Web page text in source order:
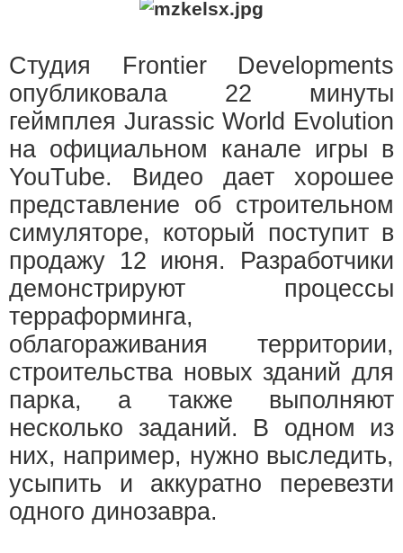
Студия Frontier Developments
опубликовала 22 минуты
геймплея Jurassic World Evolution
на официальном канале игры в
YouTube. Видео дает хорошее
представление об строительном
симуляторе, который поступит в
продажу 12 июня. Разработчики
демонстрируют процессы
терраформинга,
облагораживания территории,
строительства новых зданий для
парка, а также выполняют
несколько заданий. В одном из
них, например, нужно выследить,
усыпить и аккуратно перевезти
одного динозавра.